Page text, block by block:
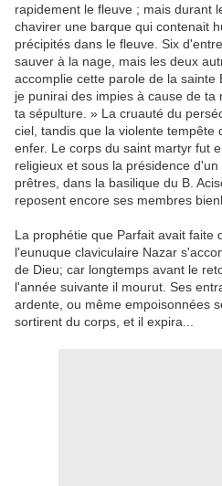
rapidement le fleuve ; mais durant
chavirer une barque qui contenait
précipités dans le fleuve. Six
sauver à la nage, mais les deux
accomplie cette parole de la sainte
je punirai des impies à cause de
ta sépulture. » La cruauté du
ciel, tandis que la violente tempête
enfer. Le corps du saint martyr fut
religieux et sous la présidence
prêtres, dans la basilique du B.
reposent encore ses membres
La prophétie que Parfait avait faite
l'eunuque claviculaire Nazar
de Dieu; car longtemps avant le
l'année suivante il mourut. Ses
ardente, ou même empoisonnées
sortirent du corps, et il expira...